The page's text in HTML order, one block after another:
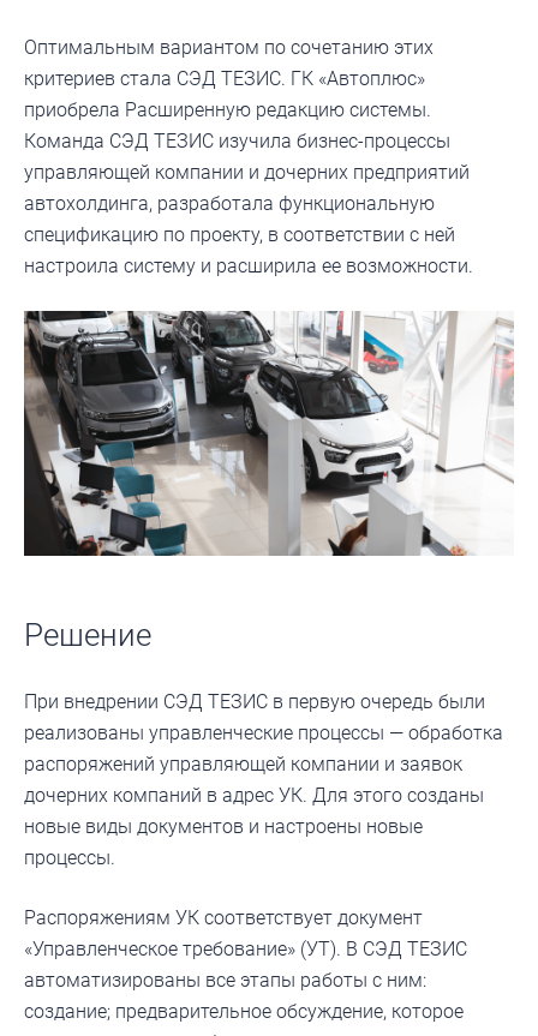
Оптимальным вариантом по сочетанию этих
критериев стала СЭД ТЕЗИС. ГК «Автоплюс»
приобрела Расширенную редакцию системы.
Команда СЭД ТЕЗИС изучила бизнес-процессы
управляющей компании и дочерних предприятий
автохолдинга, разработала функциональную
спецификацию по проекту, в соответствии с ней
настроила систему и расширила ее возможности.
Решение
При внедрении СЭД ТЕЗИС в первую очередь были
реализованы управленческие процессы — обработка
распоряжений управляющей компании и заявок
дочерних компаний в адрес УК. Для этого созданы
новые виды документов и настроены новые
процессы.
Распоряжениям УК соответствует документ
«Управленческое требование» (УТ). В СЭД ТЕЗИС
автоматизированы все этапы работы с ним:
создание; предварительное обсуждение, которое